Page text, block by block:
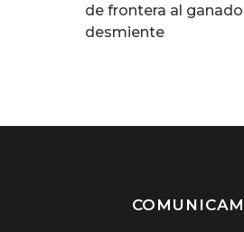
de frontera al
desmiente